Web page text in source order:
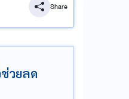
Share
วยลด